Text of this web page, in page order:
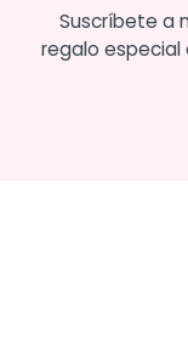
Suscríbete a
regalo